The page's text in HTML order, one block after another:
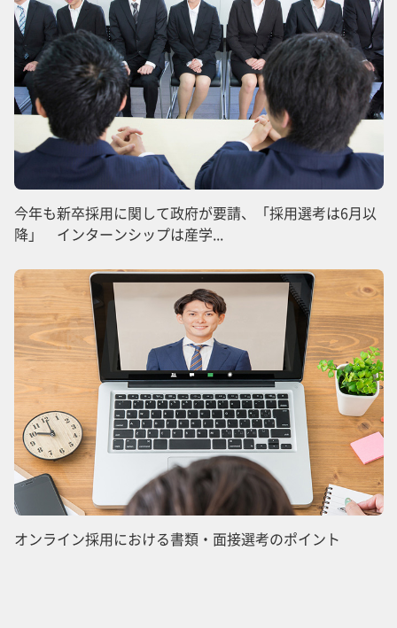
今年も新卒採用に関して政府が要請、「採用選考は6月以
降」 インターンシップは産学...
オンライン採用における書類・面接選考のポイント